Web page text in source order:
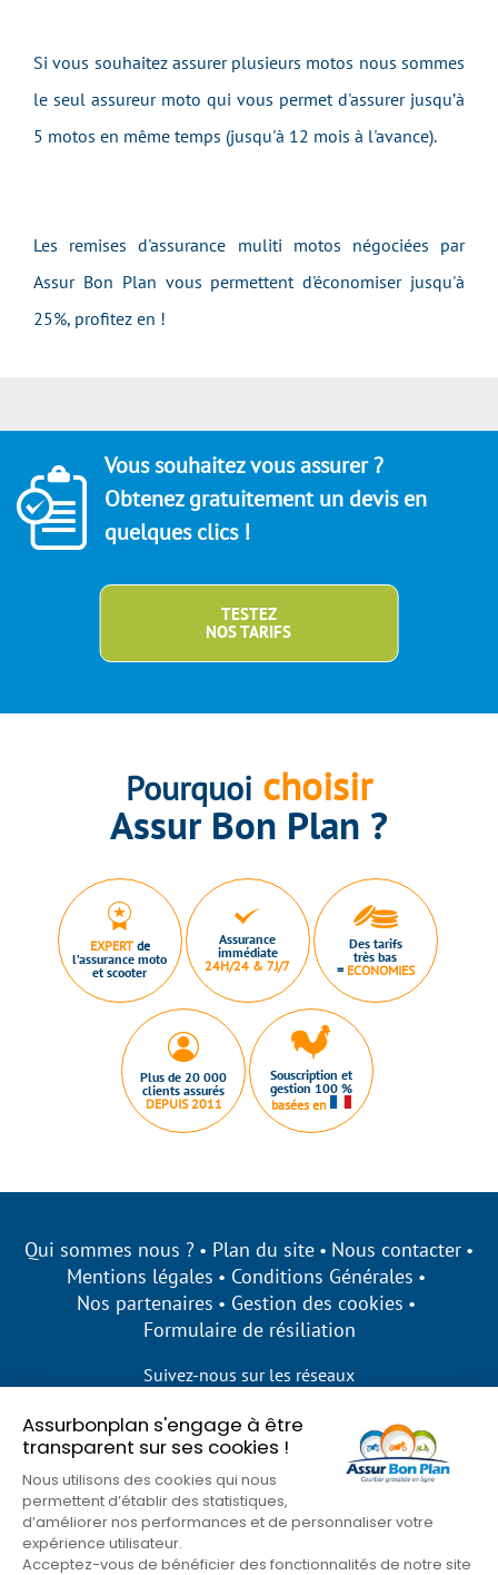
Assurbonplan s'engage à être
transparent sur ses cookies !
Nous utilisons des cookies qui nous
permettent d’établir des statistiques,
d’améliorer nos performances et de personnaliser votre
expérience utilisateur.
Acceptez-vous de bénéficier des fonctionnalités de notre site
Si vous souhaitez assurer plusieurs motos nous sommes
le seul assureur moto qui vous permet d'assurer jusqu’à
5 motos en même temps (jusqu'à 12 mois à l'avance).
Les remises d'assurance muliti motos négociées par
Assur Bon Plan vous permettent d'économiser jusqu'à
25%, profitez en !
Vous souhaitez vous assurer ?
Obtenez gratuitement un devis en
quelques clics !
TESTEZ
NOS TARIFS
Pourquoi choisir
Assur Bon Plan ?
EXPERTde
l’assurance moto
et scooter
Assurance
immédiate
24H/24 & 7J/7
Des tarifs
très bas
= ECONOMIES
Plus de 20 000
clients assurés
DEPUIS 2011
Souscription et
gestion 100 %
basées en
Qui sommes nous ? Plan du site
Nous contacter
Mentions légales
Conditions Générales
Nos partenaires
Gestion des cookies
Formulaire de résiliation
Suivez-nous sur les réseaux